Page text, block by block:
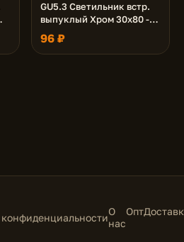
GU5.3 Светильник встр.
выпуклый Хром 30x80 -
2pack (кd74)
96 ₽
О
нас
Опт